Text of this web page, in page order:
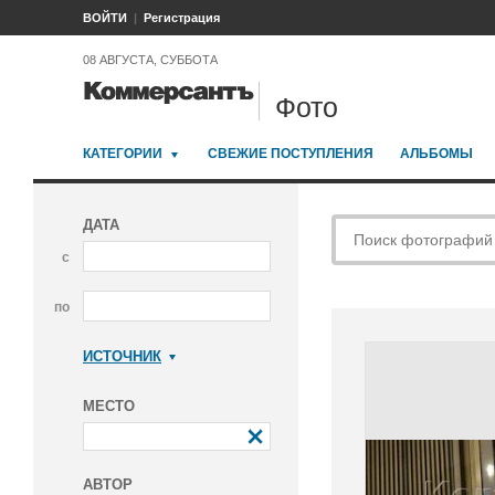
ВОЙТИ Регистрация
08 АВГУСТА, СУББОТА
Фото
КАТЕГОРИИ СВЕЖИЕ ПОСТУПЛЕНИЯ АЛЬБОМЫ
ДАТА
с
по
ИСТОЧНИК
МЕСТО
АВТОР